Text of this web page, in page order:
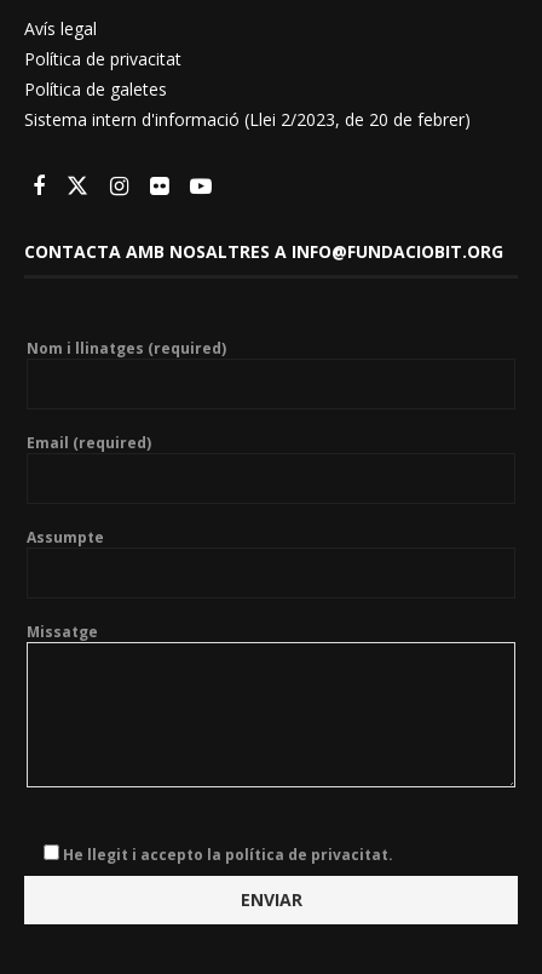
Avís legal
Política de privacitat
Política de galetes
Sistema intern d'informació (Llei 2/2023, de 20 de febrer)
CONTACTA AMB NOSALTRES A INFO@FUNDACIOBIT.ORG
Nom i llinatges (required)
Email (required)
Assumpte
Missatge
He llegit i accepto la política de privacitat.